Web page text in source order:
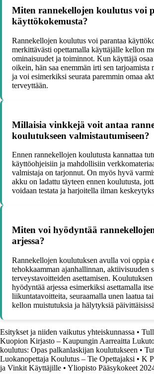
Miten rannekellojen koulutus voi
käyttökokemusta?
Rannekellojen koulutus voi parantaa
merkittävästi opettamalla käyttäjälle kellon
ominaisuudet ja toiminnot. Kun käyttäjä
oikein, hän saa enemmän irti sen tarjoamista
ja voi esimerkiksi seurata paremmin omaa
terveyttään.
Millaisia vinkkejä voit antaa
koulutukseen valmistautumiseen?
Ennen rannekellojen koulutusta kannattaa
käyttöohjeisiin ja mahdollisiin
valmistaja on tarjonnut. On myös hyvä
akku on ladattu täyteen ennen koulutusta,
voidaan testata ja harjoitella ilman
Miten voi hyödyntää
arjessa?
Rannekellojen koulutuksen avulla voi oppia
tehokkaamman ajanhallinnan, aktiivisuuden
terveystavoitteiden asettamisen.
hyödyntää arjessa esimerkiksi asettamalla
liikuntatavoitteita, seuraamalla unen laatua
kellon muistutuksia ja hälytyksiä
Esitykset ja niiden vaikutus yhteiskunnassa •
Kuopion Kirjasto – Kaupungin Aarreaitta
koulutus: Opas palkanlaskijan koulutukseen •
Luokanopettaja Koulutus – Tie Opettajaksi • K
ja Vinkit Käyttäjille • Yliopisto Pääsykokeet